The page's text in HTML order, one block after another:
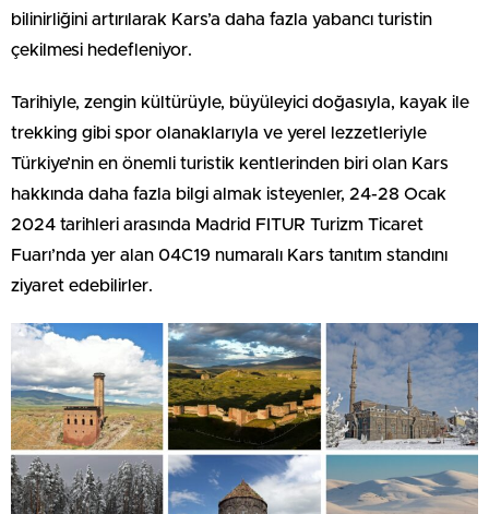
bilinirliğini artırılarak Kars’a daha fazla yabancı turistin
çekilmesi hedefleniyor.
Tarihiyle, zengin kültürüyle, büyüleyici doğasıyla, kayak ile
trekking gibi spor olanaklarıyla ve yerel lezzetleriyle
Türkiye’nin en önemli turistik kentlerinden biri olan Kars
hakkında daha fazla bilgi almak isteyenler, 24-28 Ocak
2024 tarihleri arasında Madrid FITUR Turizm Ticaret
Fuarı’nda yer alan 04C19 numaralı Kars tanıtım standını
ziyaret edebilirler.